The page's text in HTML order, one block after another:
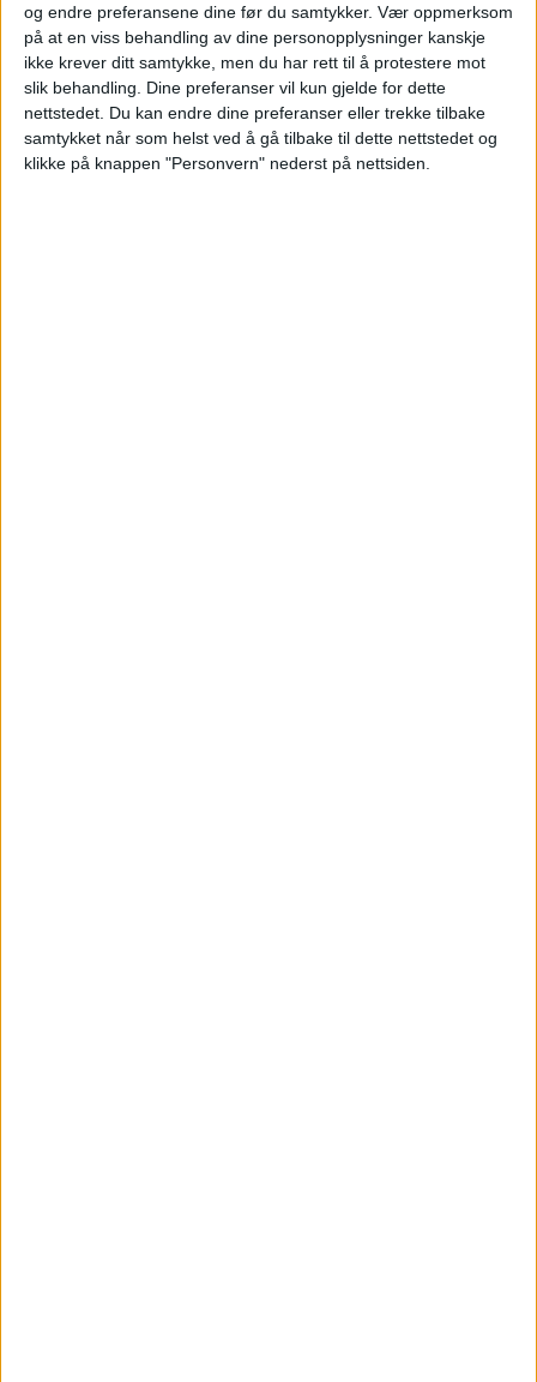
og endre preferansene dine før du samtykker. Vær oppmerksom
på at en viss behandling av dine personopplysninger kanskje
ikke krever ditt samtykke, men du har rett til å protestere mot
slik behandling. Dine preferanser vil kun gjelde for dette
nettstedet. Du kan endre dine preferanser eller trekke tilbake
samtykket når som helst ved å gå tilbake til dette nettstedet og
klikke på knappen "Personvern" nederst på nettsiden.
I tillegg varsler Mattilsynet løpende
tvangsmulkt på 500 kroner dagen dersom
restauranten ikke retter opp
allergenmerkingen. De fikk frist til 8. juni.